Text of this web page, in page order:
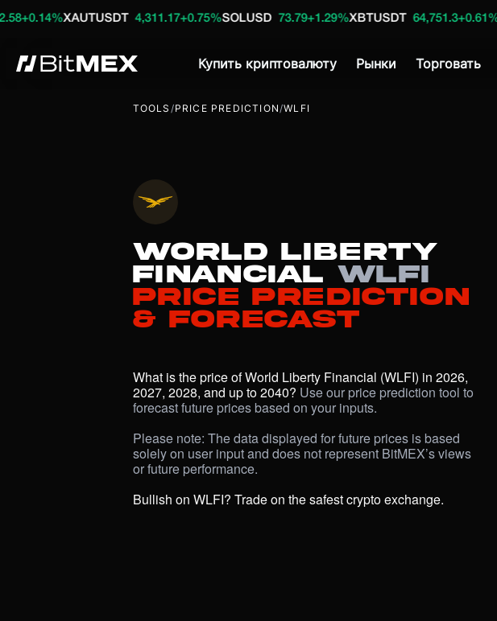
4,311.17 +0.75% SOLUSD 73.79+1.29%XBTUSDT 64,751.3 +0.61%XRPUSDT
Купить криптовалюту Рынки Торговать
TOOLS /PRICE PREDICTION/WLFI
World Liberty
Financial WLFI
Price Prediction
& Forecast
What is the price of World Liberty Financial (WLFI) in 2026,
2027, 2028, and up to 2040? Use our price prediction tool to
forecast future prices based on your inputs.
Please note: The data displayed for future prices is based
solely on user input and does not represent BitMEX’s views
or future performance.
Bullish on WLFI? Trade on the safest crypto exchange.